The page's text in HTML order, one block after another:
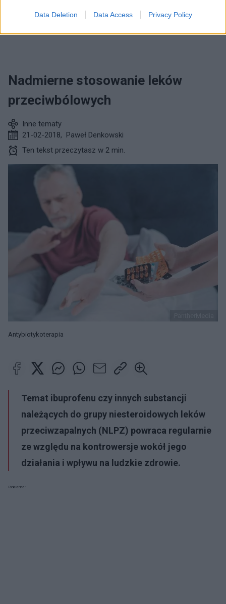
Data Deletion Data Access Privacy Policy
INNE TEMATY
Nadmierne stosowanie leków
przeciwbólowych
Inne tematy
21-02-2018, Paweł Denkowski
Ten tekst przeczytasz w 2 min.
Antybiotykoterapia
Temat ibuprofenu czy innych substancji
należących do grupy niesteroidowych leków
przeciwzapalnych (NLPZ) powraca regularnie
ze względu na kontrowersje wokół jego
działania i wpływu na ludzkie zdrowie.
Reklama: